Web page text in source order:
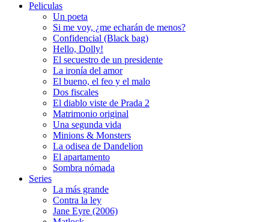
Peliculas
Un poeta
Si me voy, ¿me echarán de menos?
Confidencial (Black bag)
Hello, Dolly!
El secuestro de un presidente
La ironía del amor
El bueno, el feo y el malo
Dos fiscales
El diablo viste de Prada 2
Matrimonio original
Una segunda vida
Minions & Monsters
La odisea de Dandelion
El apartamento
Sombra nómada
Series
La más grande
Contra la ley
Jane Eyre (2006)